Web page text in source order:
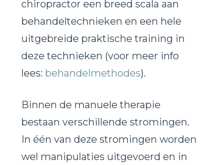
chiropractor een breed scala aan
behandeltechnieken en een hele
uitgebreide praktische training in
deze technieken (voor meer info
lees: behandelmethodes).
Binnen de manuele therapie
bestaan verschillende stromingen.
In één van deze stromingen worden
wel manipulaties uitgevoerd en in